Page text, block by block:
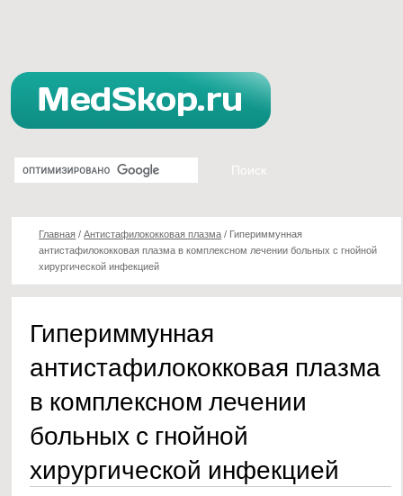
Главная /Антистафилококковая плазма / Гипериммунная
антистафилококковая плазма в комплексном лечении больных с гнойной
хирургической инфекцией
Гипериммунная
антистафилококковая плазма
в комплексном лечении
больных с гнойной
хирургической инфекцией